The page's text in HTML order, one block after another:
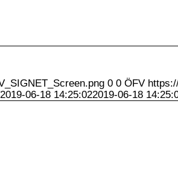
0 0 ÖFV
2019-06-18 14:25:022019-06-18